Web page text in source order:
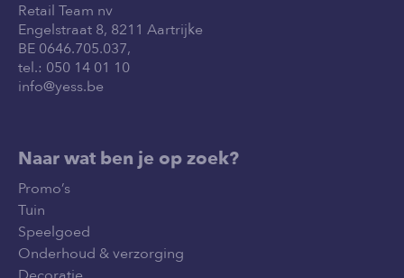
Retail Team nv
Engelstraat 8, 8211 Aartrijke
BE 0646.705.037,
tel.: 050 14 01 10
info@yess.be
Naar wat ben je op zoek?
Promo’s
Tuin
Speelgoed
Onderhoud & verzorging